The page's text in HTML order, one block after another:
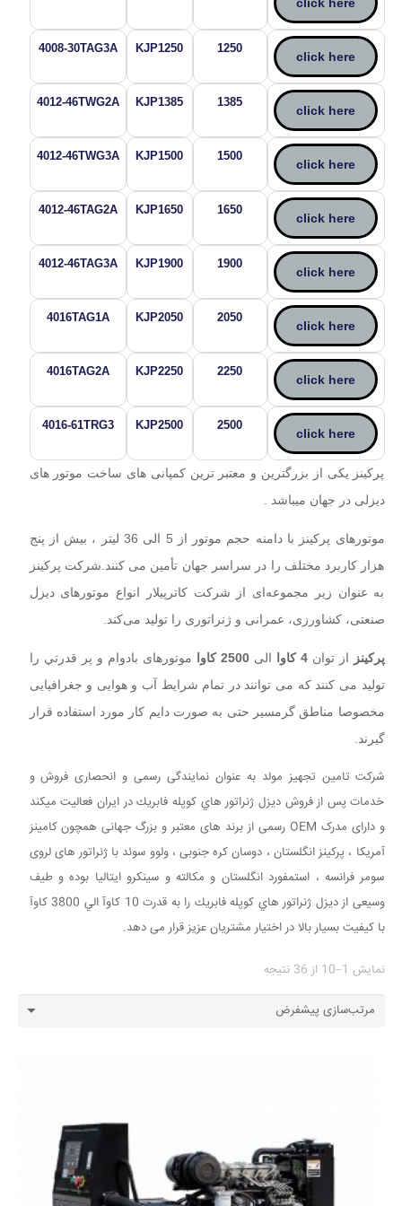
click here
1250
KJP1250
4008-30TAG3A
click here
1385
KJP1385
4012-46TWG2A
click here
1500
KJP1500
4012-46TWG3A
click here
1650
KJP1650
4012-46TAG2A
click here
1900
KJP1900
4012-46TAG3A
click here
2050
KJP2050
4016TAG1A
click here
2250
KJP2250
4016TAG2A
click here
2500
KJP2500
4016-61TRG3
پرکینز یکی از بزرگترین و معتبر ترین کمپانی های ساخت موتور های
دیزلی در جهان میباشد .
موتورهای پرکینز با دامنه حجم موتور از 5 الی 36 لیتر ، بیش از پنج
هزار کاربرد مختلف را در سراسر جهان تأمین می کنند.شرکت پرکینز
به عنوان زیر مجموعه‌ای از شرکت کاترپیلار انواع موتورهای دیزل
صنعتی، کشاورزی، عمرانی و ژنراتوری را تولید می‌کند.
پرکینز از توان4 کاوا الی2500 کاوا
موتورهای بادوام و پر قدرتي را
تولید می کنند که می توانند در تمام شرایط آب و هوایی و جغرافیایی
مخصوصا مناطق گرمسیر حتی به صورت دایم کار مورد استفاده قرار
گیرند.
شرکت تامين تجهيز مولد به عنوان نمایندگی رسمی و انحصاری فروش و
خدمات پس از فروش ديزل ژنراتور هاي كوپله فابريك در ایران فعالیت میکند
و دارای مدرک OEM رسمی از برند های معتبر و بزرگ جهانی همچون کامینز
آمریکا ، پرکینز انگلستان ، دوسان کره جنوبی ، ولوو سوئد با ژنراتور های لروی
سومر فرانسه ، استمفورد انگلستان و مکالته و سینکرو ایتالیا بوده و طیف
وسیعی از ديزل ژنراتور هاي كوپله فابريك را به قدرت 10 کاوآ الي 3800 کاوآ
با کیفیت بسیار بالا در اختیار مشتریان عزیز قرار می دهد.
نمایش 1–10 از 36 نتیجه